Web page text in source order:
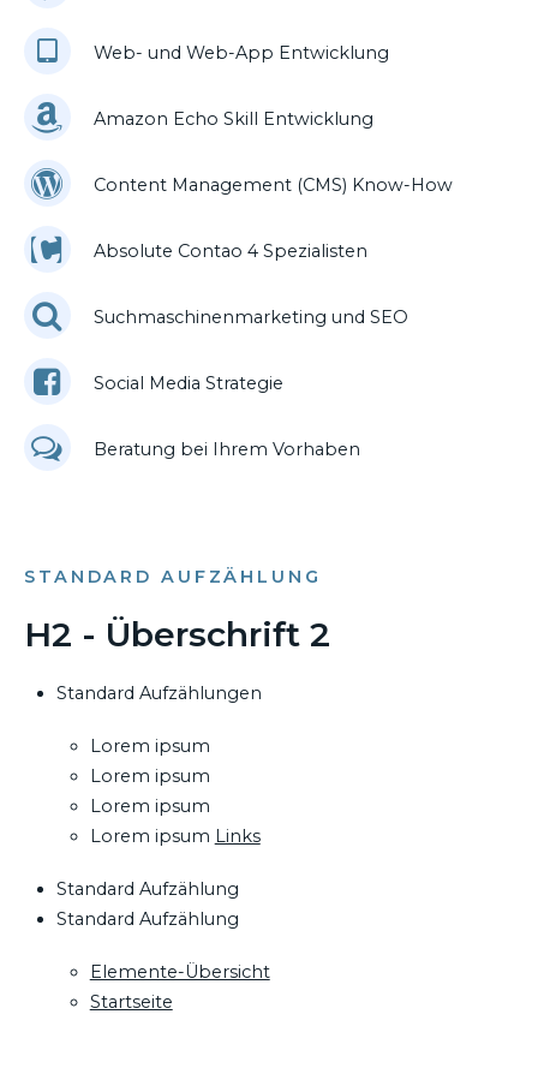
Web- und Web-App Entwicklung
Amazon Echo Skill Entwicklung
Content Management (CMS) Know-How
Absolute Contao 4 Spezialisten
Suchmaschinenmarketing und SEO
Social Media Strategie
Beratung bei Ihrem Vorhaben
STANDARD AUFZÄHLUNG
H2 - Überschrift 2
Standard Aufzählungen
Lorem ipsum
Lorem ipsum
Lorem ipsum
Lorem ipsum Links
Standard Aufzählung
Standard Aufzählung
Elemente-Übersicht
Startseite